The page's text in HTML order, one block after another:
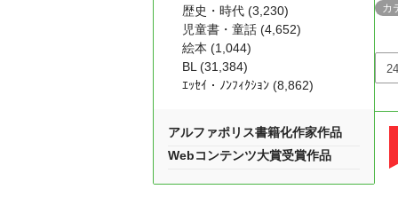
カ
歴史・時代 (3,230)
児童書・童話 (4,652)
絵本 (1,044)
BL (31,384)
ｴｯｾｲ・ﾉﾝﾌｨｸｼｮﾝ (8,862)
アルファポリス書籍化作家作品
Webコンテンツ大賞受賞作品